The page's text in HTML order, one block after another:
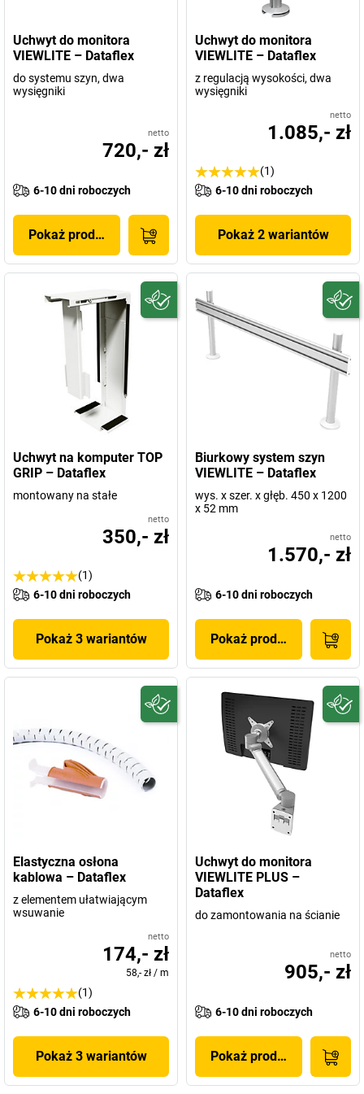
Uchwyt do monitora
VIEWLITE – Dataflex
do systemu szyn, dwa
wysięgniki
netto
720,- zł
6-10 dni roboczych
Pokaż produkt
Uchwyt do monitora
VIEWLITE – Dataflex
z regulacją wysokości, dwa
wysięgniki
netto
1.085,- zł
(1)
6-10 dni roboczych
Pokaż 2 wariantów
Uchwyt na komputer TOP
GRIP – Dataflex
montowany na stałe
netto
350,- zł
(1)
6-10 dni roboczych
Pokaż 3 wariantów
Biurkowy system szyn
VIEWLITE – Dataflex
wys. x szer. x głęb. 450 x 1200
x 52 mm
netto
1.570,- zł
6-10 dni roboczych
Pokaż produkt
Elastyczna osłona
kablowa – Dataflex
z elementem ułatwiającym
wsuwanie
netto
174,- zł
58,- zł / m
(1)
6-10 dni roboczych
Pokaż 3 wariantów
Uchwyt do monitora
VIEWLITE PLUS –
Dataflex
do zamontowania na ścianie
netto
905,- zł
6-10 dni roboczych
Pokaż produkt